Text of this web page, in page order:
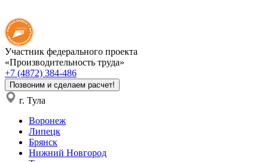
Участник федерального проекта
«Производительность труда»
+7 (4872) 384-486
Позвоним и сделаем расчет!
г. Тула
Воронеж
Липецк
Брянск
Нижний Новгород